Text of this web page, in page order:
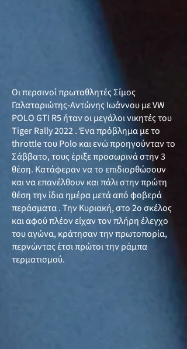
Οι περσινοί πρωταθλητές Σίμος
Γαλαταριώτης-Αντώνης Ιωάννου με VW
POLO GTI R5 ήταν οι μεγάλοι νικητές του
Tiger Rally 2022 . Ένα πρόβλημα με το
throttle του Polo και ενώ προηγούνταν το
Σάββατο, τους έριξε προσωρινά στην 3
θέση. Κατάφεραν να το επιδιορθώσουν
και να επανέλθουν και πάλι στην πρώτη
θέση την ίδια ημέρα μετά από φοβερά
περάσματα . Την Κυριακή, στο 2ο σκέλος
και αφού πλέον είχαν τον πλήρη έλεγχο
του αγώνα, κράτησαν την πρωτοπορία,
περνώντας έτσι πρώτοι την ράμπα
τερματισμού.